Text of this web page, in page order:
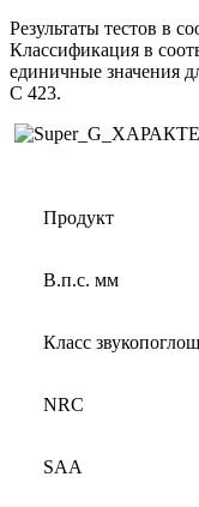
Результаты тестов в
Классификация в
единичные значения
C 423.
Продукт
В.п.с. мм
Класс
NRC
SAA